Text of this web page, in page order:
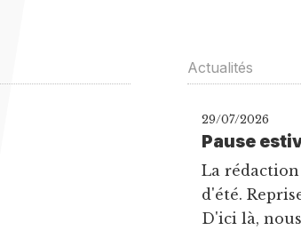
Actualités
29/07/2026
Pause
La rédaction
d'été.
D'ici là,